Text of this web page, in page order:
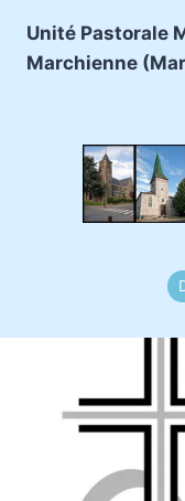
contenu
Unité Pastorale
Marchienne